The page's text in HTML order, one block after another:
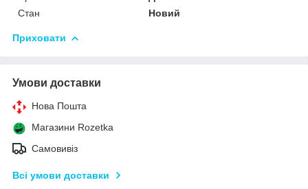
Стан
Новий
Приховати
Умови доставки
Нова Пошта
Магазини Rozetka
Самовивіз
Всі умови доставки